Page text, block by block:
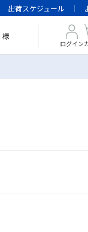
出荷スケジュール
様
ログイン